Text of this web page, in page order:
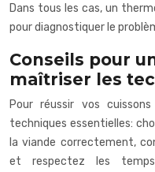
Dans tous les cas, un
pour diagnostiquer le
Conseils pour
maîtriser les
Pour réussir vos
techniques essentielles:
la viande correctement,
et respectez les